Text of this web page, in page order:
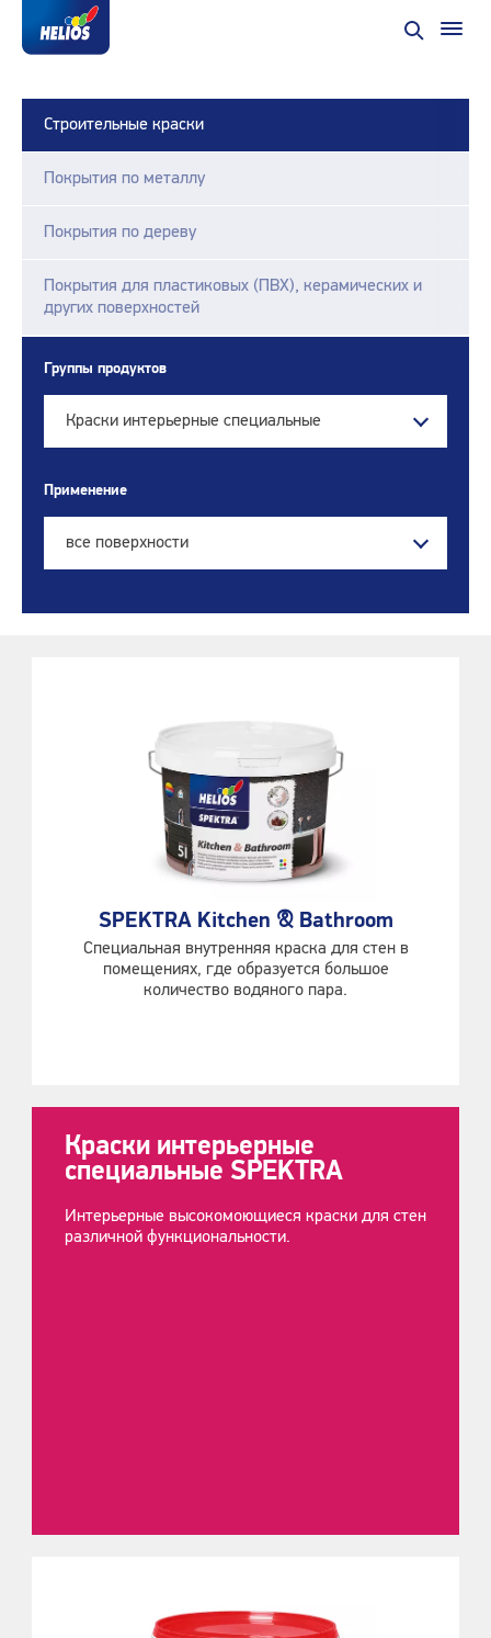
Строительные краски
Покрытия по металлу
Покрытия по дереву
Покрытия для пластиковых (ПВХ), керамических и
других поверхностей
Группы продуктов
Краски интерьерные специальные
Применение
все поверхности
SPEKTRA Kitchen & Bathroom
Специальная внутренняя краска для стен в
помещениях, где образуется большое
количество водяного пара.
Краски интерьерные
специальные SPEKTRA
Интерьерные высокомоющиеся краски для стен
различной функциональности.